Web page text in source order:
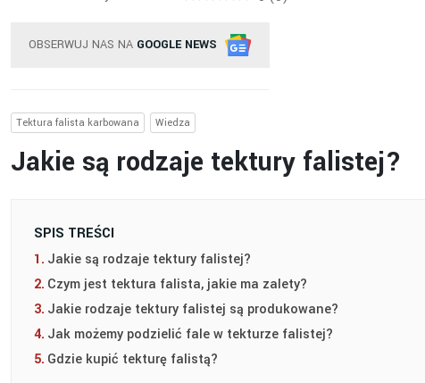
OBSERWUJ NAS NA GOOGLE NEWS
Tektura falista karbowana Wiedza
Jakie są rodzaje tektury falistej?
SPIS TREŚCI
Jakie są rodzaje tektury falistej?
Czym jest tektura falista, jakie ma zalety?
Jakie rodzaje tektury falistej są produkowane?
Jak możemy podzielić fale w tekturze falistej?
Gdzie kupić tekturę falistą?